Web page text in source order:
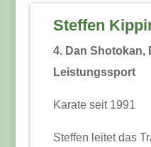
Steffen
4. Dan Shotokan,
Leistungssport
Karate seit 1991
Steffen leitet das